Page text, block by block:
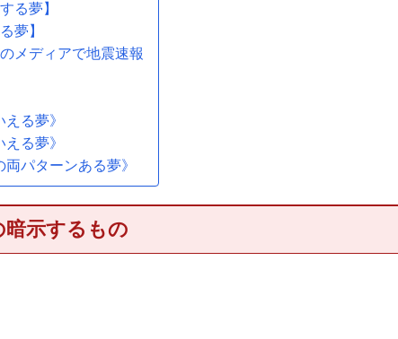
る夢】
夢】
メディアで地震速報
える夢》
える夢》
両パターンある夢》
示するもの